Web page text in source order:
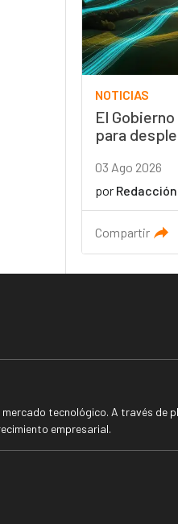
NOTICIAS
El
para
03 Ago 2026
por
Compartir
tecnológico. A través de
empresarial.